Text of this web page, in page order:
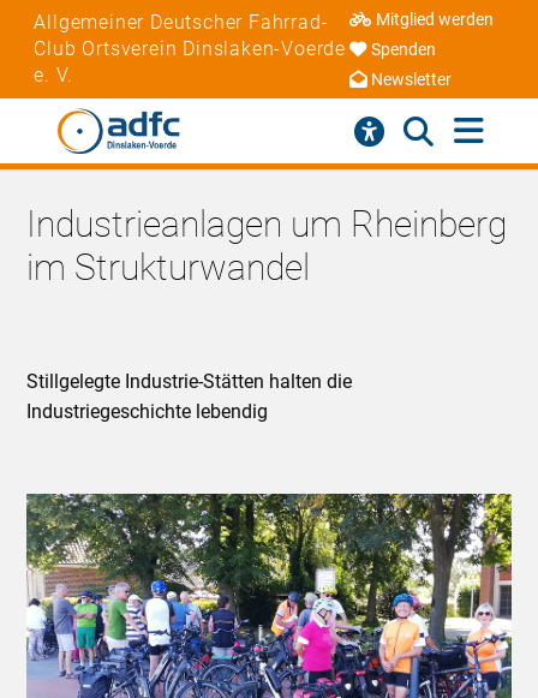
Allgemeiner Deutscher Fahrrad-
Club Ortsverein Dinslaken-Voerde
e. V.
Mitglied werden
Spenden
Newsletter
Industrieanlagen um Rheinberg
im Strukturwandel
Stillgelegte Industrie-Stätten halten die
Industriegeschichte lebendig